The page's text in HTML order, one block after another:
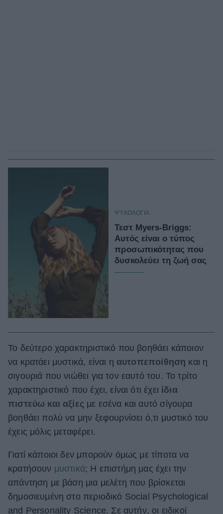
ΨΥΧΟΛΟΓΙΑ
Τεστ Myers-Briggs:
Αυτός είναι ο τύπος
προσωπικότητας που
δυσκολεύει τη ζωή σας
To δεύτερο χαρακτηριστικό που βοηθάει κάποιον
να κρατάει μυστικά, είναι η αυτοπεποίθηση και η
σιγουριά που νιώθει για τον εαυτό του. Το τρίτο
χαρακτηριστικό που έχει, είναι ότι έχει ίδια
πιστεύω και αξίες με εσένα και αυτό σίγουρα
βοηθάει πολύ να μην ξεφουρνίσει ό,τι μυστικό του
έχεις μόλις μεταφέρει.
Γιατί κάποιοι δεν μπορούν όμως με τίποτα να
κρατήσουν μυστικά; Η επιστήμη μας έχει την
απάντηση με βάση μια μελέτη που βρίσκεται
δημοσιευμένη στο περιοδικό Social Psychological
and Personality Science. Σε αυτήν, οι ειδικοί